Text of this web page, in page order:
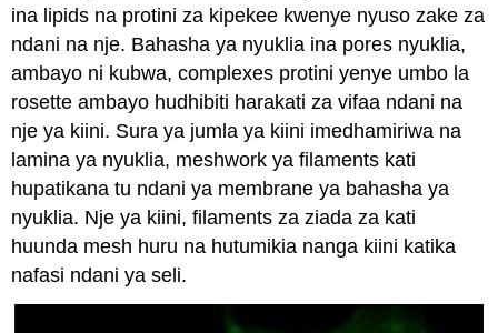
ina lipids na protini za kipekee kwenye nyuso zake za
ndani na nje. Bahasha ya nyuklia ina pores nyuklia,
ambayo ni kubwa, complexes protini yenye umbo la
rosette ambayo hudhibiti harakati za vifaa ndani na
nje ya kiini. Sura ya jumla ya kiini imedhamiriwa na
lamina ya nyuklia, meshwork ya filaments kati
hupatikana tu ndani ya membrane ya bahasha ya
nyuklia. Nje ya kiini, filaments za ziada za kati
huunda mesh huru na hutumikia nanga kiini katika
nafasi ndani ya seli.